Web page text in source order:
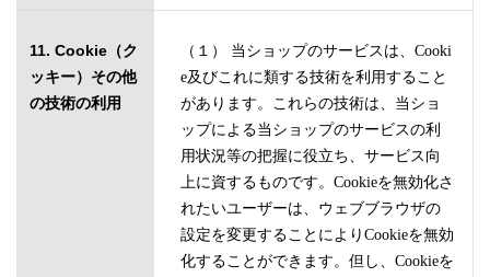
11. Cookie（ク
ッキー）その他
の技術の利用
（１） 当ショップのサービスは、Cooki
e及びこれに類する技術を利用すること
があります。これらの技術は、当ショ
ップによる当ショップのサービスの利
用状況等の把握に役立ち、サービス向
上に資するものです。Cookieを無効化さ
れたいユーザーは、ウェブブラウザの
設定を変更することによりCookieを無効
化することができます。但し、Cookieを